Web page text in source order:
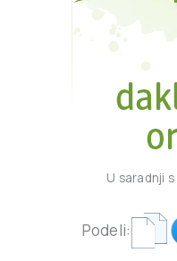
U saradnji s
Podeli: